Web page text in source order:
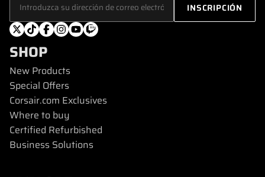
SHOP
New Products
Special Offers
Corsair.com Exclusives
Where to buy
Certified Refurbished
Business Solutions